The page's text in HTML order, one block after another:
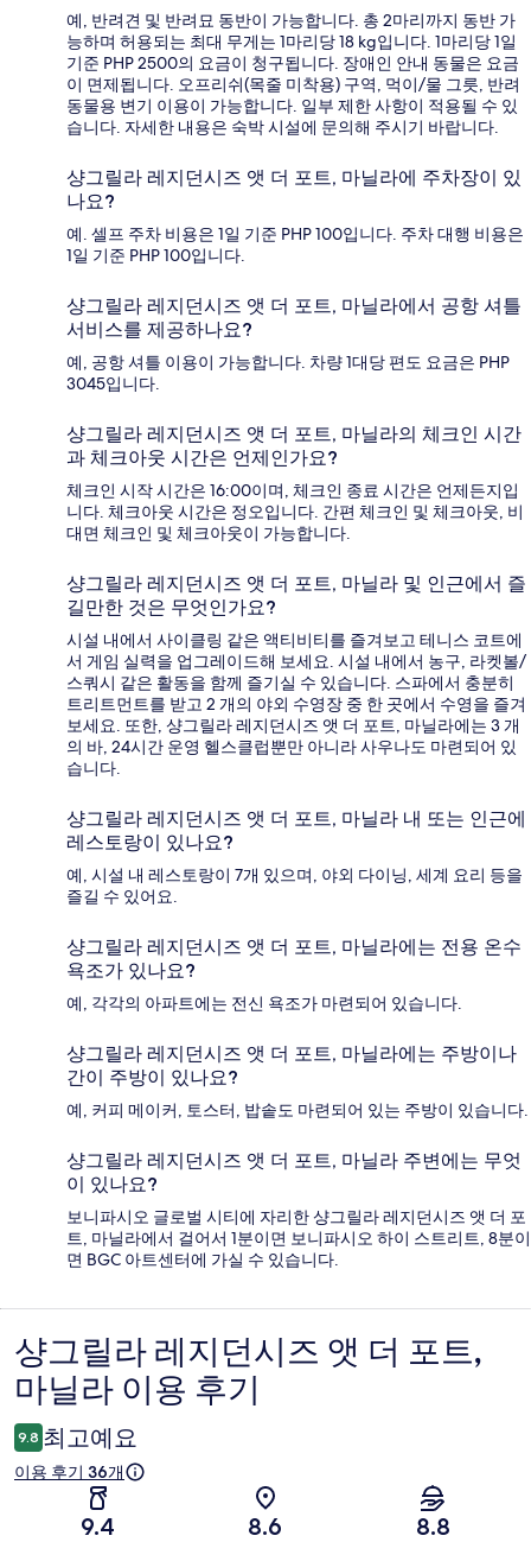
예, 반려견 및 반려묘 동반이 가능합니다. 총 2마리까지 동반 가
능하며 허용되는 최대 무게는 1마리당 18 kg입니다. 1마리당 1일
기준 PHP 2500의 요금이 청구됩니다. 장애인 안내 동물은 요금
이 면제됩니다. 오프리쉬(목줄 미착용) 구역, 먹이/물 그릇, 반려
동물용 변기 이용이 가능합니다. 일부 제한 사항이 적용될 수 있
습니다. 자세한 내용은 숙박 시설에 문의해 주시기 바랍니다.
샹그릴라 레지던시즈 앳 더 포트, 마닐라에 주차장이 있
나요?
예. 셀프 주차 비용은 1일 기준 PHP 100입니다. 주차 대행 비용은
1일 기준 PHP 100입니다.
샹그릴라 레지던시즈 앳 더 포트, 마닐라에서 공항 셔틀
서비스를 제공하나요?
예, 공항 셔틀 이용이 가능합니다. 차량 1대당 편도 요금은 PHP
3045입니다.
샹그릴라 레지던시즈 앳 더 포트, 마닐라의 체크인 시간
과 체크아웃 시간은 언제인가요?
체크인 시작 시간은 16:00이며, 체크인 종료 시간은 언제든지입
니다. 체크아웃 시간은 정오입니다. 간편 체크인 및 체크아웃, 비
대면 체크인 및 체크아웃이 가능합니다.
샹그릴라 레지던시즈 앳 더 포트, 마닐라 및 인근에서 즐
길만한 것은 무엇인가요?
시설 내에서 사이클링 같은 액티비티를 즐겨보고 테니스 코트에
서 게임 실력을 업그레이드해 보세요. 시설 내에서 농구, 라켓볼/
스쿼시 같은 활동을 함께 즐기실 수 있습니다. 스파에서 충분히
트리트먼트를 받고 2 개의 야외 수영장 중 한 곳에서 수영을 즐겨
보세요. 또한, 샹그릴라 레지던시즈 앳 더 포트, 마닐라에는 3 개
의 바, 24시간 운영 헬스클럽뿐만 아니라 사우나도 마련되어 있
습니다.
샹그릴라 레지던시즈 앳 더 포트, 마닐라 내 또는 인근에
레스토랑이 있나요?
예, 시설 내 레스토랑이 7개 있으며, 야외 다이닝, 세계 요리 등을
즐길 수 있어요.
샹그릴라 레지던시즈 앳 더 포트, 마닐라에는 전용 온수
욕조가 있나요?
예, 각각의 아파트에는 전신 욕조가 마련되어 있습니다.
샹그릴라 레지던시즈 앳 더 포트, 마닐라에는 주방이나
간이 주방이 있나요?
예, 커피 메이커, 토스터, 밥솥도 마련되어 있는 주방이 있습니다.
샹그릴라 레지던시즈 앳 더 포트, 마닐라 주변에는 무엇
이 있나요?
보니파시오 글로벌 시티에 자리한 샹그릴라 레지던시즈 앳 더 포
트, 마닐라에서 걸어서 1분이면 보니파시오 하이 스트리트, 8분이
면 BGC 아트센터에 가실 수 있습니다.
이
용
후
기
샹그릴라 레지던시즈 앳 더 포트,
마닐라 이용 후기
9.8 최고예요
이용 후기 36개
9.4 8.6 8.8